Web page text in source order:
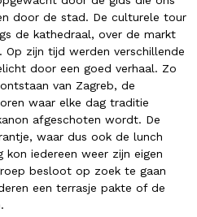
door de stad. De culturele tour
de kathedraal, over de markt
zijn tijd werden verschillende
door een goed verhaal. Zo
van Zagreb, de
waar elke dag traditie
afgeschoten wordt. De
waar dus ook de lunch
iedereen weer zijn eigen
besloot op zoek te gaan
een terrasje pakte of de